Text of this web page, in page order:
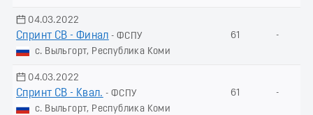
04.03.2022
Спринт СВ - Финал - ФСПУ
с. Выльгорт, Республика Коми
61 -
04.03.2022
Спринт СВ - Квал. - ФСПУ
с. Выльгорт, Республика Коми
61 -